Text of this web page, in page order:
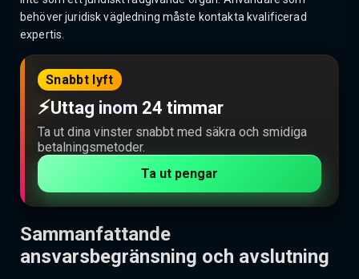
behöver juridisk vägledning måste kontakta kvalificerad
expertis.
Snabbt lyft
⚡Uttag inom 24 timmar
Ta ut dina vinster snabbt med säkra och smidiga
betalningsmetoder.
Ta ut pengar
Sammanfattande
ansvarsbegränsning och avslutning